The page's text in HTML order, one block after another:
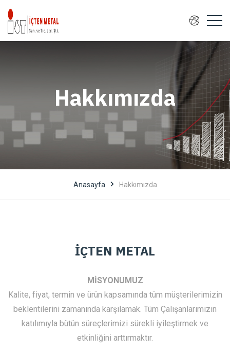
Hakkımızda
Anasayfa Hakkımızda
İÇTEN METAL
MİSYONUMUZ
Kalite, fiyat, termin ve ürün kapsamında tüm müşterilerimizin
beklentilerini zamanında karşılamak. Tüm Çalışanlarımızın
katılımıyla bütün süreçlerimizi sürekli iyileştirmek ve
etkinliğini arttırmaktır.